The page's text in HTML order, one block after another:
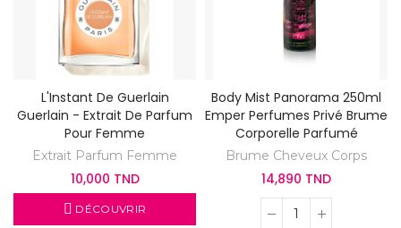
L'Instant De Guerlain
Guerlain - Extrait De Parfum
Pour Femme
Extrait Parfum Femme
10,000 TND
DÉCOUVRIR
Body Mist Panorama 250ml
Emper Perfumes Privé Brume
Corporelle Parfumé
Brume Cheveux Corps
14,890 TND